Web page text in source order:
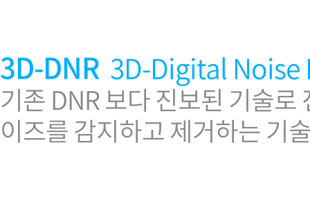
3D-DNR3D-Digital Noise
기존 DNR 보다 진보된 기술
이즈를 감지하고 제거하는 기